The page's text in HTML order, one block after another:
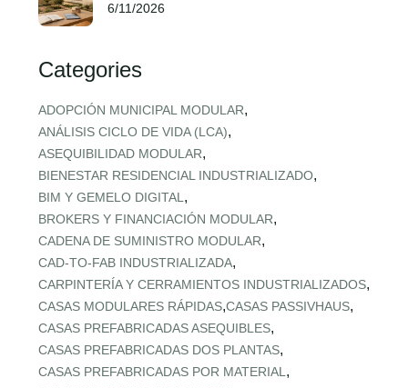
6/11/2026
Categories
ADOPCIÓN MUNICIPAL MODULAR,
ANÁLISIS CICLO DE VIDA (LCA),
ASEQUIBILIDAD MODULAR,
BIENESTAR RESIDENCIAL INDUSTRIALIZADO,
BIM Y GEMELO DIGITAL ,
BROKERS Y FINANCIACIÓN MODULAR,
CADENA DE SUMINISTRO MODULAR,
CAD‑TO‑FAB INDUSTRIALIZADA,
CARPINTERÍA Y CERRAMIENTOS INDUSTRIALIZADOS,
CASAS MODULARES RÁPIDAS,CASAS PASSIVHAUS,
CASAS PREFABRICADAS ASEQUIBLES,
CASAS PREFABRICADAS DOS PLANTAS,
CASAS PREFABRICADAS POR MATERIAL ,